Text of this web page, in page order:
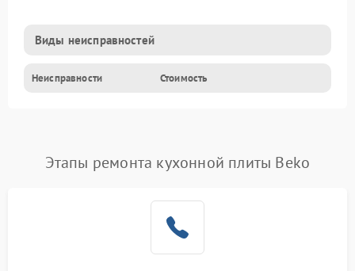
Виды неисправностей
Неисправности Стоимость
Этапы ремонта кухонной плиты Beko